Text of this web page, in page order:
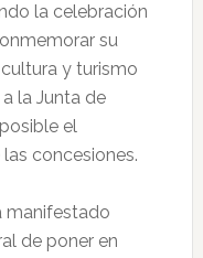
la celebración
su
y turismo
la Junta de
el
concesiones.
manifestado
de poner en